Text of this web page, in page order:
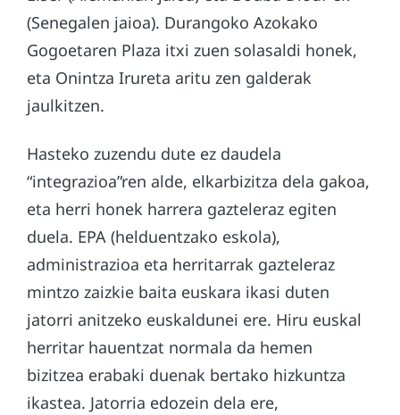
(Senegalen jaioa). Durangoko Azokako
Gogoetaren Plaza itxi zuen solasaldi honek,
eta Onintza Irureta aritu zen galderak
jaulkitzen.
Hasteko zuzendu dute ez daudela
“integrazioa”ren alde, elkarbizitza dela gakoa,
eta herri honek harrera gazteleraz egiten
duela. EPA (helduentzako eskola),
administrazioa eta herritarrak gazteleraz
mintzo zaizkie baita euskara ikasi duten
jatorri anitzeko euskaldunei ere. Hiru euskal
herritar hauentzat normala da hemen
bizitzea erabaki duenak bertako hizkuntza
ikastea. Jatorria edozein dela ere,